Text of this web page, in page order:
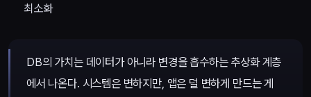
최소화
DB의 가치는 데이터가 아니라 변경을 흡수하는 추상화 계층
에서 나온다. 시스템은 변하지만, 앱은 덜 변하게 만드는 게